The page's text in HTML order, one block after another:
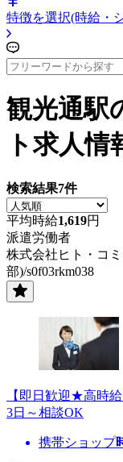
特徴を選択(時給・
観光通駅
ト求人情
検索結果7件
平均時給1,619円
派遣労働者
株式会社ヒト・コ
部)/s0f03rkm038
【即日歓迎★高時
3日～相談OK
携帯ショップ